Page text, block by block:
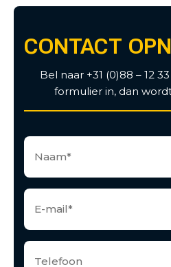
CONTACT
Bel naar +31 (0)88 – 12
formulier in, dan